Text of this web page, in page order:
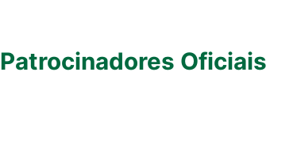
Patrocinadores Oficiais